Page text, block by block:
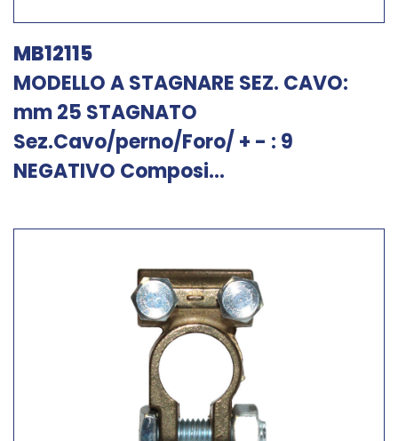
MB12115
MODELLO A STAGNARE SEZ. CAVO:
mm 25 STAGNATO
Sez.Cavo/perno/Foro/ + - : 9
NEGATIVO Composi...